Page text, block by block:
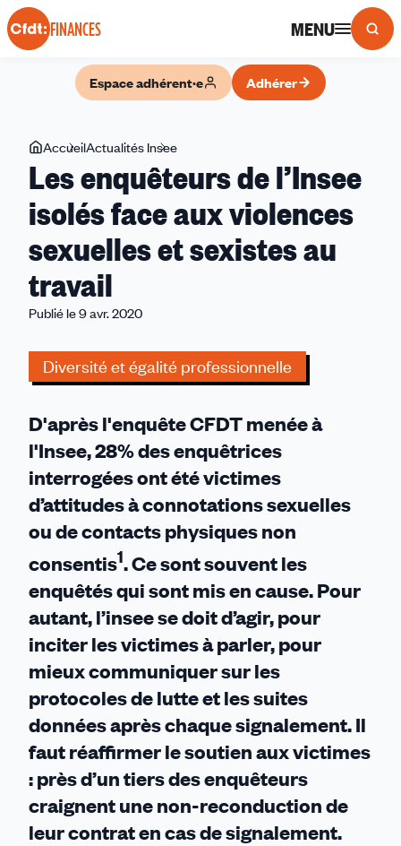
Panneau de gestion des cookies
FINANCES MENU
Espace adhérent·e Adhérer
Vous
êtes
ici
AccueilActualités Insee
enquêteurs
l’Insee
isolés
face
et
sexistes
travail
Les enquêteurs de l’Insee
isolés face aux violences
sexuelles et sexistes au
travail
Publié le 9 avr. 2020
Diversité et égalité professionnelle
D'après l'enquête CFDTmenée à
l'Insee,28% des enquêtrices
interrogées ont été victimes
d’attitudes à connotations sexuelles
ou de contacts physiques non
consentis1. Ce sont souvent les
enquêtés qui sont mis en cause. Pour
autant, l’insee se doit d’agir, pour
inciter les victimes à parler, pour
mieux communiquer sur les
protocoles de lutte et les suites
données après chaque signalement. Il
fautréaffirmer le soutien aux victimes
: près d’un tiers des enquêteurs
craignent une non-reconduction de
leur contrat en cas de signalement.